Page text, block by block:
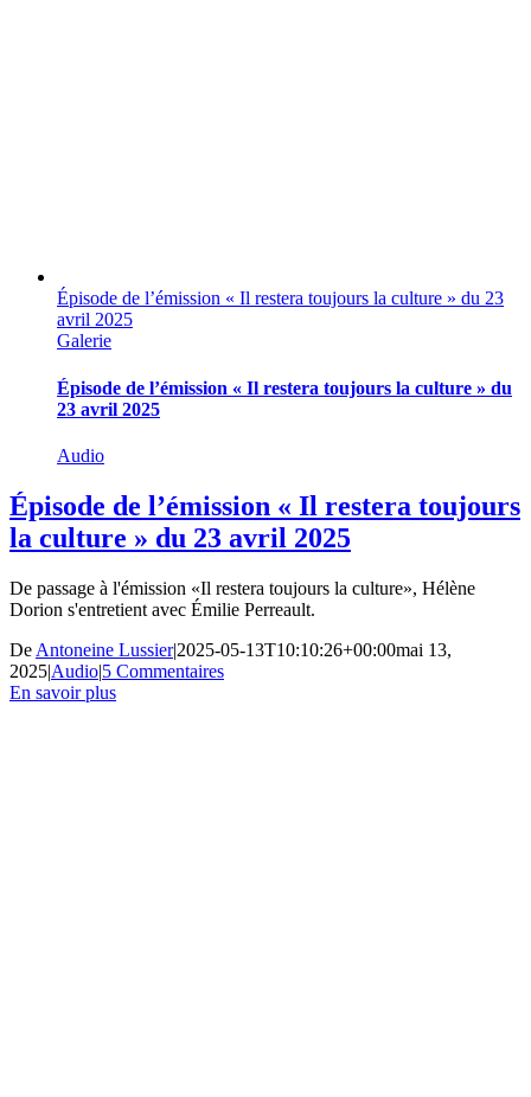
Épisode de l’émission « Il restera toujours la culture » du 23
avril 2025
Galerie
Épisode de l’émission « Il restera toujours la culture » du
23 avril 2025
Audio
Épisode de l’émission « Il restera toujours
la culture » du 23 avril 2025
De passage à l'émission «Il restera toujours la culture», Hélène
Dorion s'entretient avec Émilie Perreault.
De Antoneine Lussier|2025-05-13T10:10:26+00:00mai 13,
2025|Audio|5 Commentaires
En savoir plus